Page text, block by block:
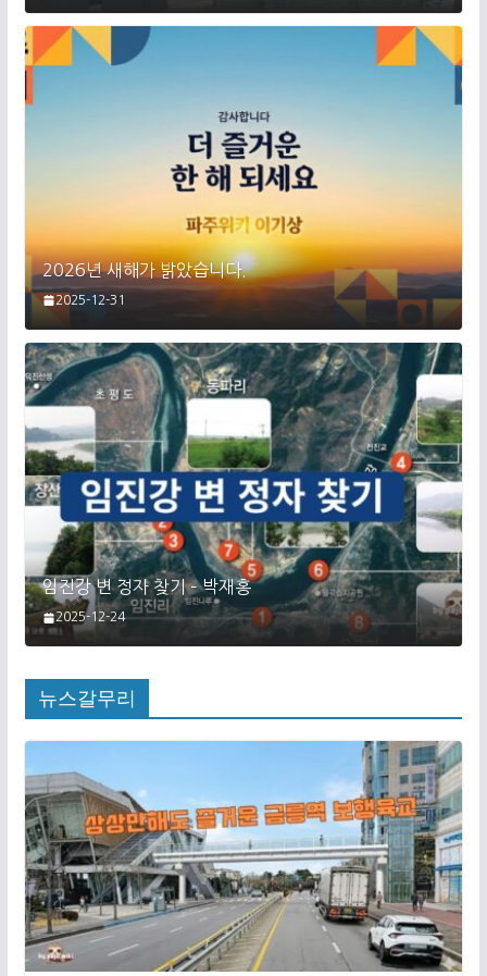
2026년 새해가 밝았습니다.
2025-12-31
임진강 변 정자 찾기 – 박재홍
2025-12-24
뉴스갈무리